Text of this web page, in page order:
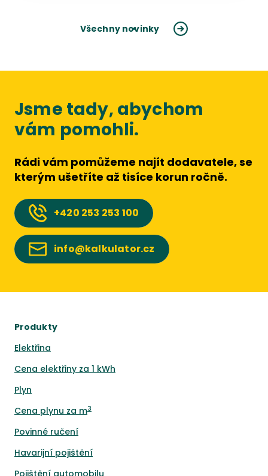
Všechny novinky
Jsme tady, abychom
vám pomohli.
Rádi vám pomůžeme najít dodavatele, se
kterým ušetříte až tisíce korun ročně.
+420 253 253 100
info@kalkulator.cz
Produkty
Elektřina
Cena elektřiny za 1 kWh
Plyn
Cena plynu za m3
Povinné ručení
Havarijní pojištění
Pojištění automobilu